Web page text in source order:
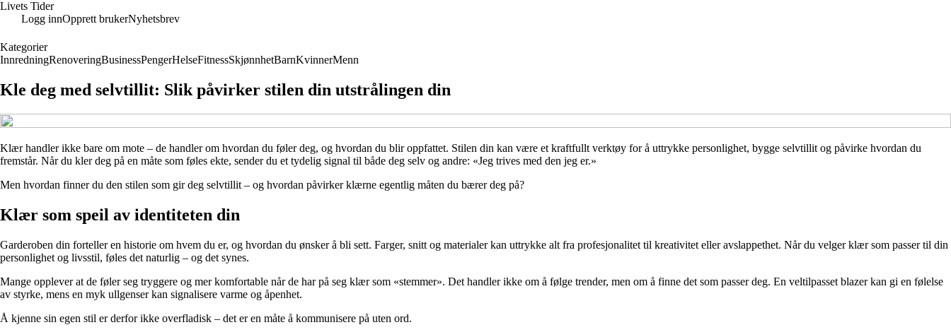
Livets Tider
Logg innOpprett brukerNyhetsbrev
Kategorier
InnredningRenoveringBusinessPengerHelseFitnessSkjønnhetBarnKvinnerMenn
Kle deg med selvtillit: Slik påvirker stilen din utstrålingen din
Klær handler ikke bare om mote – de handler om hvordan du føler deg, og hvordan du blir oppfattet. Stilen din kan være et kraftfullt verktøy for å uttrykke personlighet, bygge selvtillit og påvirke hvordan du
fremstår. Når du kler deg på en måte som føles ekte, sender du et tydelig signal til både deg selv og andre: «Jeg trives med den jeg er.»
Men hvordan finner du den stilen som gir deg selvtillit – og hvordan påvirker klærne egentlig måten du bærer deg på?
Klær som speil av identiteten din
Garderoben din forteller en historie om hvem du er, og hvordan du ønsker å bli sett. Farger, snitt og materialer kan uttrykke alt fra profesjonalitet til kreativitet eller avslappethet. Når du velger klær som passer til din
personlighet og livsstil, føles det naturlig – og det synes.
Mange opplever at de føler seg tryggere og mer komfortable når de har på seg klær som «stemmer». Det handler ikke om å følge trender, men om å finne det som passer deg. En veltilpasset blazer kan gi en følelse
av styrke, mens en myk ullgenser kan signalisere varme og åpenhet.
Å kjenne sin egen stil er derfor ikke overfladisk – det er en måte å kommunisere på uten ord.